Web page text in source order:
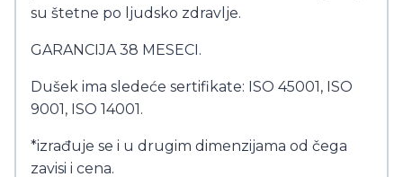
su štetne po ljudsko zdravlje.
GARANCIJA 38 MESECI.
Dušek ima sledeće sertifikate: ISO 45001, ISO
9001, ISO 14001.
*izrađuje se i u drugim dimenzijama od čega
zavisi i cena.